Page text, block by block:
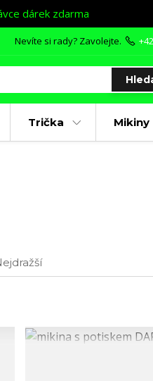
dárek zdarma
Nevíte si rady? Zavolejte.
Trička Mikiny